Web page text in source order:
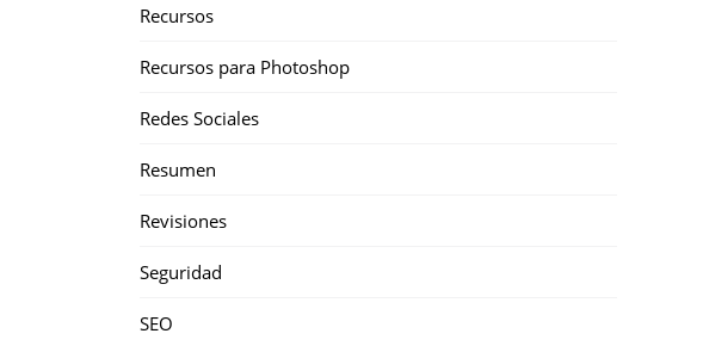
Recursos
Recursos para Photoshop
Redes Sociales
Resumen
Revisiones
Seguridad
SEO